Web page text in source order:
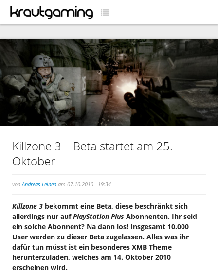
Killzone 3 – Beta startet am 25.
Oktober
vonAndreas Leinen am 07.10.2010 - 19:34
Killzone 3 bekommt eine Beta, diese beschränkt sich
allerdings nur aufPlayStation Plus Abonnenten. Ihr seid
ein solche Abonnent? Na dann los! Insgesamt 10.000
User werden zu dieser Beta zugelassen. Alles was ihr
dafür tun müsst ist ein besonderes XMB Theme
herunterzuladen, welches am 14. Oktober 2010
erscheinen wird.